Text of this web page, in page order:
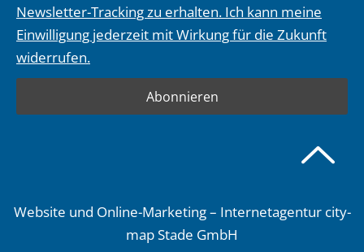
Newsletter-Tracking zu erhalten. Ich kann meine
Einwilligung jederzeit mit Wirkung für die Zukunft
widerrufen.
Website und Online-Marketing – Internetagentur city-
map Stade GmbH